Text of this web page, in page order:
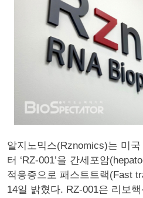
알지노믹스(Rznomics)는 미
터 ‘RZ-001’을 간세포암
적응증으로 패스트트랙(Fast
14일 밝혔다. RZ-001은 리보